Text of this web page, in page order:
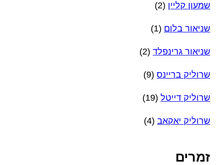
שמעון קליין (2)
שניאור בלום (1)
שניאור גרינפלד (2)
שרוליק בריינס (9)
שרוליק דייטל (19)
שרוליק יאקאב (4)
זמרים